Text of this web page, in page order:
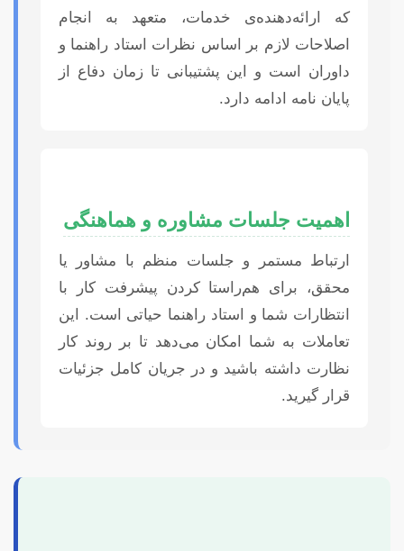
که ارائه‌دهنده‌ی خدمات، متعهد به انجام
اصلاحات لازم بر اساس نظرات استاد راهنما و
داوران است و این پشتیبانی تا زمان دفاع از
پایان نامه ادامه دارد.
اهمیت جلسات مشاوره و هماهنگی
ارتباط مستمر و جلسات منظم با مشاور یا
محقق، برای هم‌راستا کردن پیشرفت کار با
انتظارات شما و استاد راهنما حیاتی است. این
تعاملات به شما امکان می‌دهد تا بر روند کار
نظارت داشته باشید و در جریان کامل جزئیات
قرار گیرید.